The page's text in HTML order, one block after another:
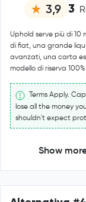
3,9 3
Uphold serve più di
di fiat, una grande
avanzati, una carta
modello di riserva
Terms Apply.
lose all the money
shouldn't expect
Show